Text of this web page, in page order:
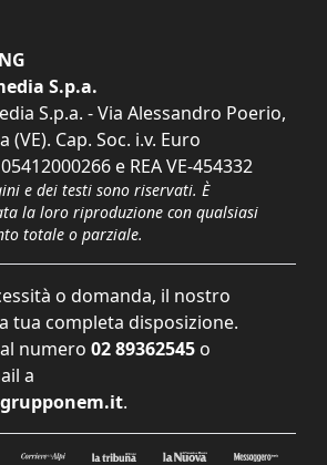
S.p.a.
S.p.a. - Via Alessandro Poerio,
(VE). Cap. Soc. i.v. Euro
e REA VE-454332
e dei testi sono riservati. È
la loro riproduzione con qualsiasi
totale o parziale.
o domanda, il nostro
tua completa disposizione.
numero 02 89362545 o
a
.